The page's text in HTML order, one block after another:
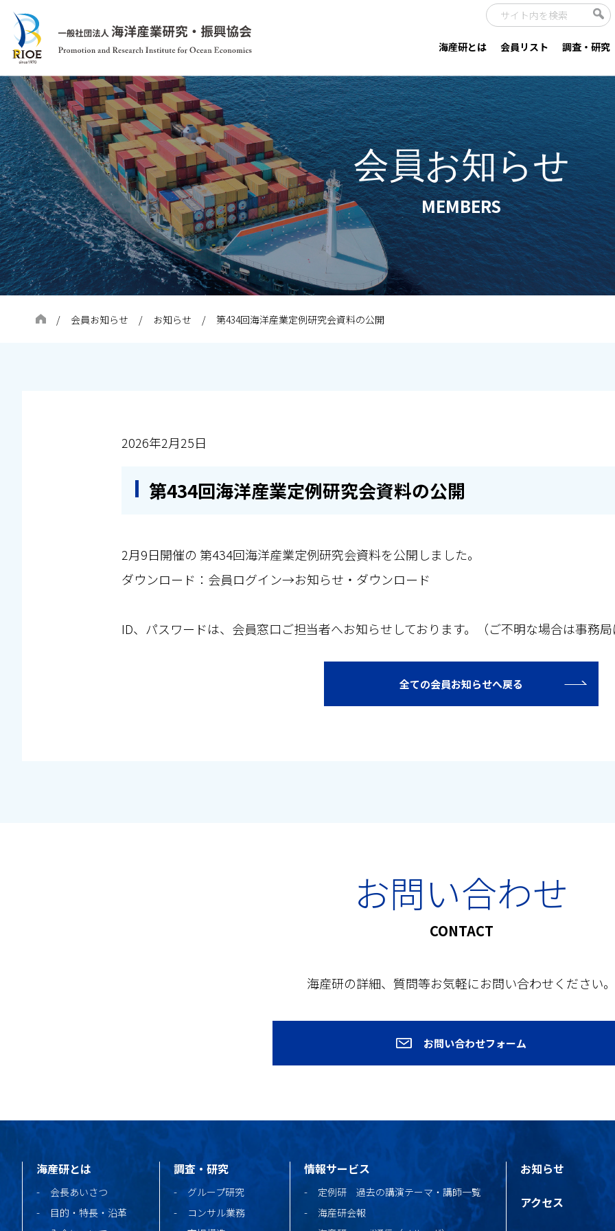
海産研とは 会員リスト 調査・研究
会員お知らせ
MEMBERS
会員お知らせ お知らせ 第434回海洋産業定例研究会資料の公開
2026年2月25日
第434回海洋産業定例研究会資料の公開
2月9日開催の 第434回海洋産業定例研究会資料を公開しました。
ダウンロード：会員ログイン→お知らせ・ダウンロード
ID、パスワードは、会員窓口ご担当者へお知らせしております。（ご不明な場合は事務局
全ての会員お知らせへ戻る
お問い合わせ
CONTACT
海産研の詳細、質問等お気軽にお問い合わせください。
お問い合わせフォーム
海産研とは
会長あいさつ
目的・特長・沿革
調査・研究
グループ研究
コンサル業務
情報サービス
定例研 過去の講演テーマ・講師一覧
海産研会報
お知らせ
アクセス